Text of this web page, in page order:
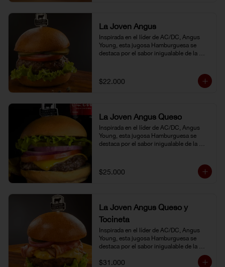
La Joven Angus
Inspirada en el líder de AC/DC, Angus
Young, esta jugosa Hamburguesa se
destaca por el sabor inigualable de la
$22.000
La Joven Angus Queso
Inspirada en el líder de AC/DC, Angus
Young, esta jugosa Hamburguesa se
destaca por el sabor inigualable de la
$25.000
La Joven Angus Queso y
Tocineta
Inspirada en el líder de AC/DC, Angus
Young, esta jugosa Hamburguesa se
destaca por el sabor inigualable de la
$31.000